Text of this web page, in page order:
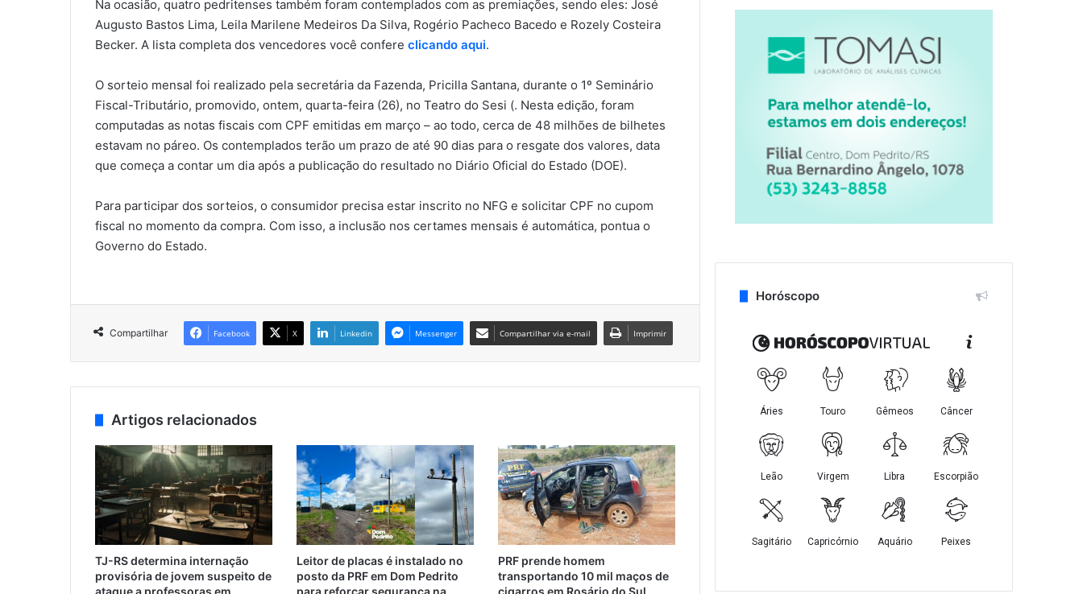
Na ocasião, quatro pedritenses também foram contemplados com as premiações, sendo eles: José
Augusto Bastos Lima, Leila Marilene Medeiros Da Silva, Rogério Pacheco Bacedo e Rozely Costeira
Becker. A lista completa dos vencedores você confere clicando aqui.
O sorteio mensal foi realizado pela secretária da Fazenda, Pricilla Santana, durante o 1º Seminário
Fiscal-Tributário, promovido, ontem, quarta-feira (26), no Teatro do Sesi (. Nesta edição, foram
computadas as notas fiscais com CPF emitidas em março – ao todo, cerca de 48 milhões de bilhetes
estavam no páreo. Os contemplados terão um prazo de até 90 dias para o resgate dos valores, data
que começa a contar um dia após a publicação do resultado no Diário Oficial do Estado (DOE).
Para participar dos sorteios, o consumidor precisa estar inscrito no NFG e solicitar CPF no cupom
fiscal no momento da compra. Com isso, a inclusão nos certames mensais é automática, pontua o
Governo do Estado.
Compartilhar Facebook X Linkedin Messenger Compartilhar via e-mail Imprimir
Artigos relacionados
TJ-RS determina internação
provisória de jovem suspeito de
Leitor de placas é instalado no
posto da PRF em Dom Pedrito
PRF prende homem
transportando 10 mil maços de
Horóscopo